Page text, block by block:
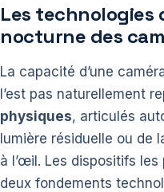
Les technologies
nocturne des
La capacité d’une
l’est pas naturellement
physiques, articulés
lumière résiduelle ou de
à l’œil. Les dispositifs les
deux fondements